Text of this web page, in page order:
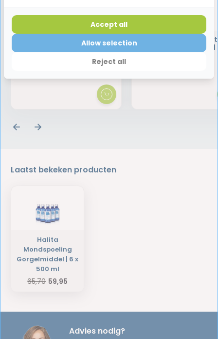
Bluem Oral Gel Applicator
Set | 3 x 3 ml
Euthymol
Original | 500 ml
Laatst bekeken producten
Halita
Mondspoeling
Gorgelmiddel | 6 x
500 ml
65,70 59,95
Advies nodig?
Reject all
Allow selection
Accept all